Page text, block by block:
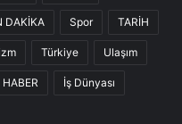
DAKİKA Spor TARİH
Türkiye Ulaşım
İş Dünyası